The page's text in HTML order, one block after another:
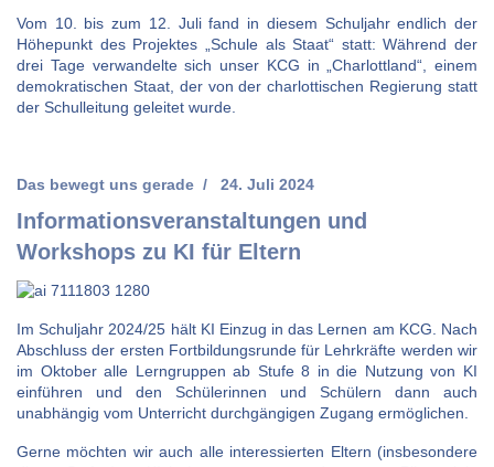
Vom 10. bis zum 12. Juli fand in diesem Schuljahr endlich der
Höhepunkt des Projektes „Schule als Staat“ statt: Während der
drei Tage verwandelte sich unser KCG in „Charlottland“, einem
demokratischen Staat, der von der charlottischen Regierung statt
der Schulleitung geleitet wurde.
Informationsveranstaltungen und
Workshops zu KI für Eltern
Das bewegt uns gerade 24. Juli 2024
Im Schuljahr 2024/25 hält KI Einzug in das Lernen am KCG. Nach
Abschluss der ersten Fortbildungsrunde für Lehrkräfte werden wir
im Oktober alle Lerngruppen ab Stufe 8 in die Nutzung von KI
einführen und den Schülerinnen und Schülern dann auch
unabhängig vom Unterricht durchgängigen Zugang ermöglichen.
Gerne möchten wir auch alle interessierten Eltern (insbesondere